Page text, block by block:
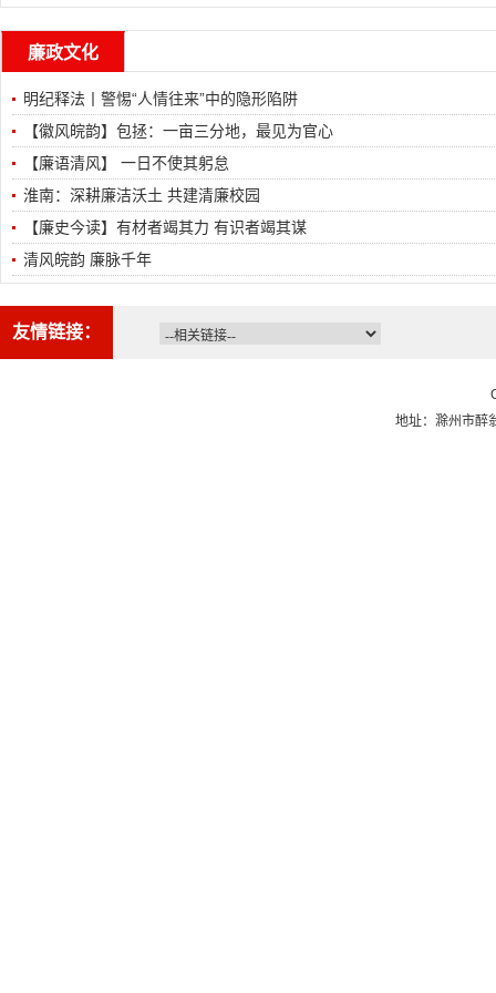
廉政文化
明纪释法丨警惕“人情往来”中的隐形陷阱
【徽风皖韵】包拯：一亩三分地，最见为官心
【廉语清风】 一日不使其躬怠
淮南：深耕廉洁沃土 共建清廉校园
【廉史今读】有材者竭其力 有识者竭其谋
清风皖韵 廉脉千年
友情链接：
地址：滁州市